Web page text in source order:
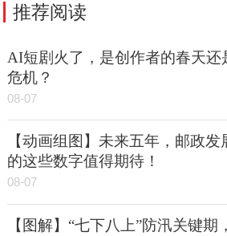
推荐阅读
AI短剧火了，是创作者的春天还
危机？
08-07
【动画组图】未来五年，邮政发
的这些数字值得期待！
08-07
【图解】“七下八上”防汛关键期，